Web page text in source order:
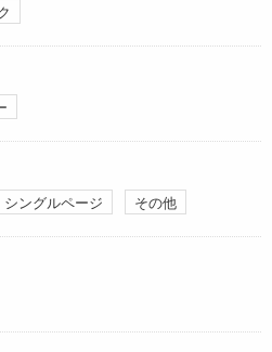
シングルページ その他